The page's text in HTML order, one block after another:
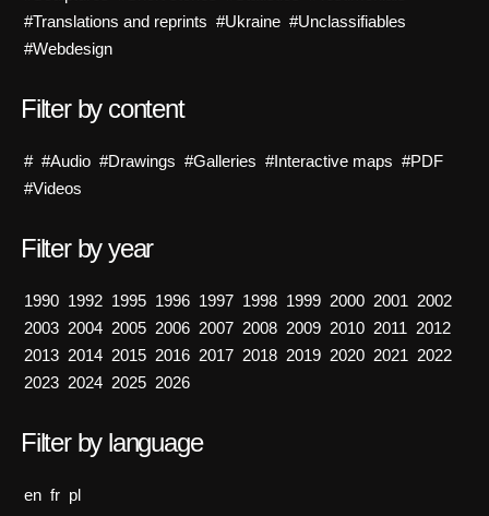
#Translations and reprints #Ukraine #Unclassifiables
#Webdesign
Filter by content
# #Audio #Drawings #Galleries #Interactive maps #PDF
#Videos
Filter by year
1990 1992 1995 1996 1997 1998 1999 2000 2001 2002
2003 2004 2005 2006 2007 2008 2009 2010 2011 2012
2013 2014 2015 2016 2017 2018 2019 2020 2021 2022
2023 2024 2025 2026
Filter by language
en fr pl